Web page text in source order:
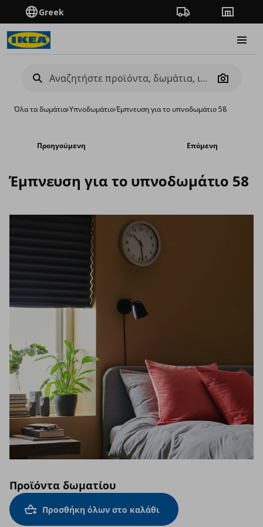
Greek Πορεία παραγγελίας
Camera
Όλα τα δωμάτια›Υπνοδωμάτιο›Έμπνευση για το υπνοδωμάτιο 58
Προηγούμενη Επόμενη
Έμπνευση για το υπνοδωμάτιο 58
Προϊόντα δωματίου
Προσθήκη όλων στο καλάθι